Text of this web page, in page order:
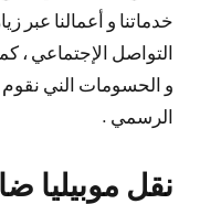
خدماتنا و أعمالنا عبر
التواصل الإجتماعي ،
و الحسومات الني نقوم
الرسمي .
نقل موبيليا